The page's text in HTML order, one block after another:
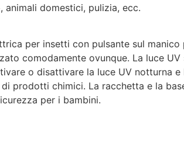
animali domestici, pulizia, ecc.
per insetti con pulsante sul
comodamente ovunque. La luce
o disattivare la luce UV notturna e
prodotti chimici. La racchetta e la
per i bambini.